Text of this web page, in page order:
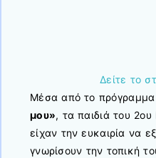
Δείτε το
Μέσα από το πρόγραμμα
μου», τα παιδιά του
είχαν την ευκαιρία να
γνωρίσουν την τοπική